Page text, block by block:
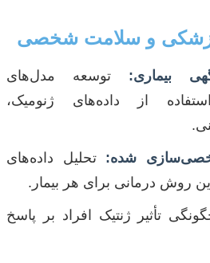
بیماری: توسعه مدل‌های
از داده‌های ژنومیک،
شده: تحلیل داده‌های
روش درمانی برای هر بیمار.
تأثیر ژنتیک افراد بر پاسخ